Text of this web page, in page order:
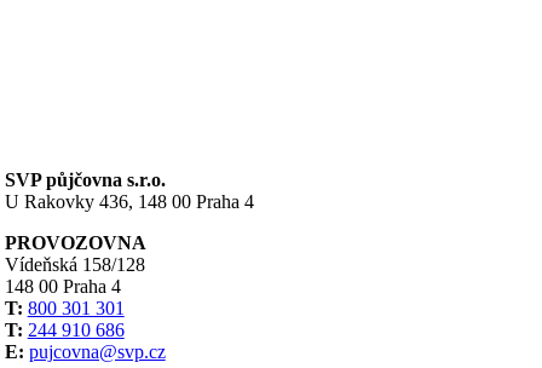
SVP půjčovna s.r.o.
U Rakovky 436, 148 00 Praha 4
PROVOZOVNA
Vídeňská 158/128
148 00 Praha 4
T: 800 301 301
T: 244 910 686
E: pujcovna@svp.cz